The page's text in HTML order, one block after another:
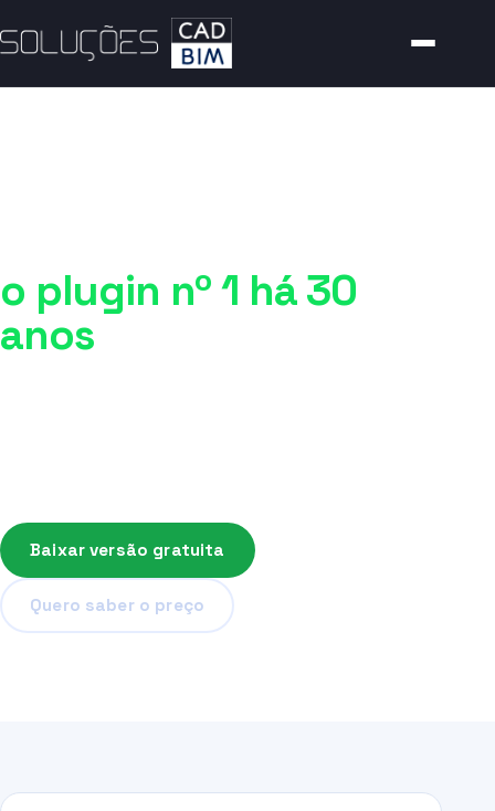
o plugin nº 1 há 30
anos
Baixar versão gratuita
Quero saber o preço